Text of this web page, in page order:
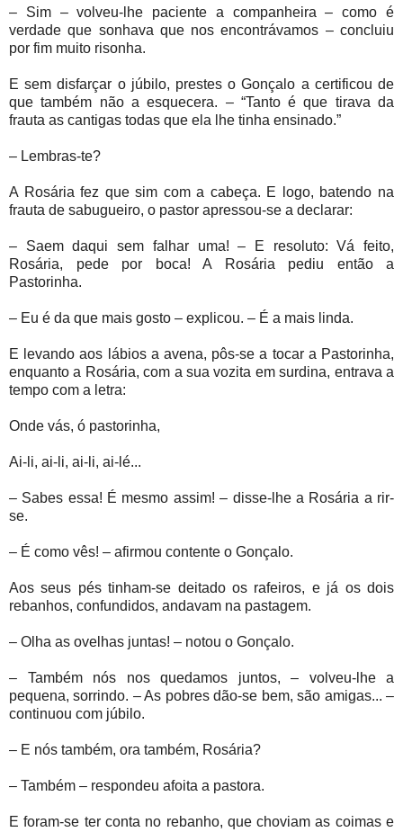
– Sim – volveu-lhe paciente a companheira – como é
verdade que sonhava que nos encontrávamos – concluiu
por fim muito risonha.
E sem disfarçar o júbilo, prestes o Gonçalo a certificou de
que também não a esquecera. – “Tanto é que tirava da
frauta as cantigas todas que ela lhe tinha ensinado.”
– Lembras-te?
A Rosária fez que sim com a cabeça. E logo, batendo na
frauta de sabugueiro, o pastor apressou-se a declarar:
– Saem daqui sem falhar uma! – E resoluto: Vá feito,
Rosária, pede por boca! A Rosária pediu então a
Pastorinha.
– Eu é da que mais gosto – explicou. – É a mais linda.
E levando aos lábios a avena, pôs-se a tocar a Pastorinha,
enquanto a Rosária, com a sua vozita em surdina, entrava a
tempo com a letra:
Onde vás, ó pastorinha,
Ai-li, ai-li, ai-li, ai-lé...
– Sabes essa! É mesmo assim! – disse-lhe a Rosária a rir-
se.
– É como vês! – afirmou contente o Gonçalo.
Aos seus pés tinham-se deitado os rafeiros, e já os dois
rebanhos, confundidos, andavam na pastagem.
– Olha as ovelhas juntas! – notou o Gonçalo.
– Também nós nos quedamos juntos, – volveu-lhe a
pequena, sorrindo. – As pobres dão-se bem, são amigas... –
continuou com júbilo.
– E nós também, ora também, Rosária?
– Também – respondeu afoita a pastora.
E foram-se ter conta no rebanho, que choviam as coimas e